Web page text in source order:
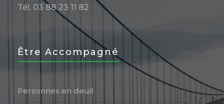
Tél. 03 88 23 11 82
Être Accompagné
Personnes en deuil